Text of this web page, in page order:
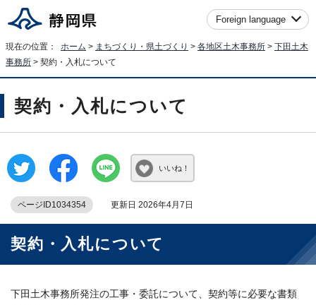
Foreign language
現在の位置： ホーム > まちづくり・県土づくり > 各地区土木事務所 > 下田土木
事務所 > 契約・入札について
契約・入札について
いいね！
ページID1034354 更新日 2026年4月7日
契約・入札について
下田土木事務所発注の工事・委託について、契約等に必要な書類